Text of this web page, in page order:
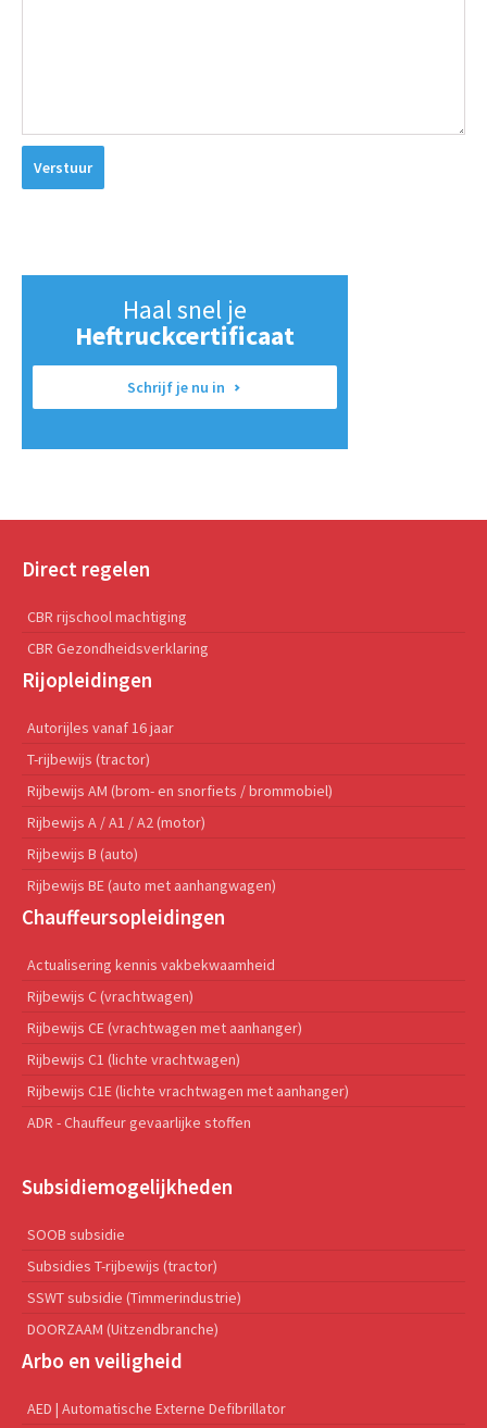
Verstuur
Haal snel je
Heftruckcertificaat
Schrijf je nu in
Direct regelen
CBR rijschool machtiging
CBR Gezondheidsverklaring
Rijopleidingen
Autorijles vanaf 16 jaar
T-rijbewijs (tractor)
Rijbewijs AM (brom- en snorfiets / brommobiel)
Rijbewijs A / A1 / A2 (motor)
Rijbewijs B (auto)
Rijbewijs BE (auto met aanhangwagen)
Chauffeursopleidingen
Actualisering kennis vakbekwaamheid
Rijbewijs C (vrachtwagen)
Rijbewijs CE (vrachtwagen met aanhanger)
Rijbewijs C1 (lichte vrachtwagen)
Rijbewijs C1E (lichte vrachtwagen met aanhanger)
ADR - Chauffeur gevaarlijke stoffen
Subsidiemogelijkheden
SOOB subsidie
Subsidies T-rijbewijs (tractor)
SSWT subsidie (Timmerindustrie)
DOORZAAM (Uitzendbranche)
Arbo en veiligheid
AED | Automatische Externe Defibrillator